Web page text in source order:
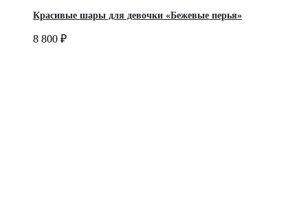
Красивые шары для девочки «Бежевые перья»
8 800 ₽